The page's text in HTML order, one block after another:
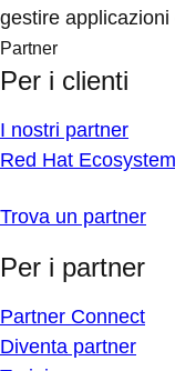
gestire
Partner
Per i clienti
I nostri partner
Red Hat
Trova un partner
Per i partner
Partner Connect
Diventa partner